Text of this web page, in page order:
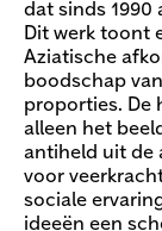
dat sinds 1990
Dit werk toont
Aziatische
boodschap
proporties. De
alleen het
antiheld uit de
voor
sociale
ideeën een